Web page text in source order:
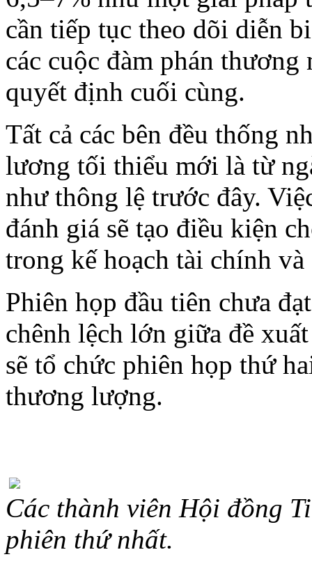
cần tiếp tục theo dõi diễn
các cuộc đàm phán
quyết định cuối cùng.
Tất cả các bên đều thống
lương tối thiểu mới là từ
như thông lệ trước đây.
đánh giá sẽ tạo điều kiện
trong kế hoạch tài chính
Phiên họp đầu tiên chưa
chênh lệch lớn giữa đề
sẽ tổ chức phiên họp thứ
thương lượng.
Các thành viên Hội đồng
phiên thứ nhất.